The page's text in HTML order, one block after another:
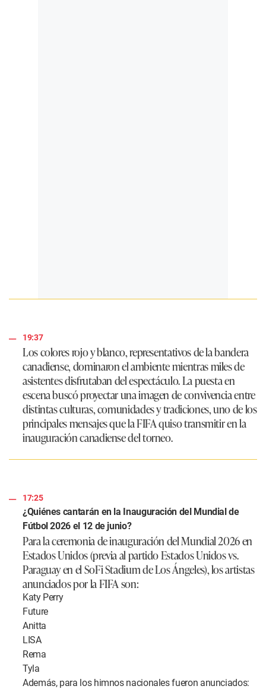
19:37
Los colores rojo y blanco, representativos de la bandera
canadiense, dominaron el ambiente mientras miles de
asistentes disfrutaban del espectáculo. La puesta en
escena buscó proyectar una imagen de convivencia entre
distintas culturas, comunidades y tradiciones, uno de los
principales mensajes que la FIFA quiso transmitir en la
inauguración canadiense del torneo.
17:25
¿Quiénes cantarán en la Inauguración del Mundial de
Fútbol 2026 el 12 de junio?
Para la ceremonia de inauguración del Mundial 2026 en
Estados Unidos (previa al partido Estados Unidos vs.
Paraguay en el SoFi Stadium de Los Ángeles), los artistas
anunciados por la FIFA son:
Katy Perry
Future
Anitta
LISA
Rema
Tyla
Además, para los himnos nacionales fueron anunciados: